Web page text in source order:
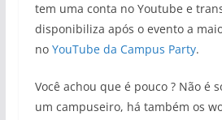
tem uma conta no Youtube e
disponibiliza após o evento a
no YouTube da Campus Party.
Você achou que é pouco ? Não é
um campuseiro, há também os